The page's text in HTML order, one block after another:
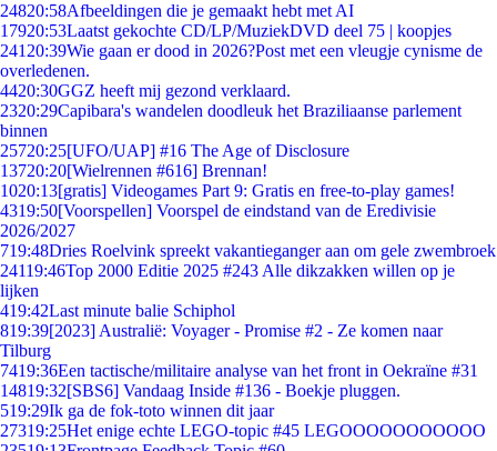
24820:58Afbeeldingen die je gemaakt hebt met AI
17920:53Laatst gekochte CD/LP/MuziekDVD deel 75 | koopjes
241 20:39Wie gaan er dood in 2026?Post met een vleugje cynisme de
overledenen.
4420:30GGZ heeft mij gezond verklaard.
2320:29Capibara's wandelen doodleuk het Braziliaanse parlement
binnen
25720:25[UFO/UAP] #16 The Age of Disclosure
13720:20[Wielrennen #616] Brennan!
1020:13[gratis] Videogames Part 9: Gratis en free-to-play games!
4319:50[Voorspellen] Voorspel de eindstand van de Eredivisie
2026/2027
719:48Dries Roelvink spreekt vakantieganger aan om gele zwembroek
24119:46Top 2000 Editie 2025 #243 Alle dikzakken willen op je
lijken
419:42Last minute balie Schiphol
819:39[2023] Australië: Voyager - Promise #2 - Ze komen naar
Tilburg
7419:36Een tactische/militaire analyse van het front in Oekraïne #31
14819:32[SBS6] Vandaag Inside #136 - Boekje pluggen.
519:29Ik ga de fok-toto winnen dit jaar
27319:25Het enige echte LEGO-topic #45 LEGOOOOOOOOOOO